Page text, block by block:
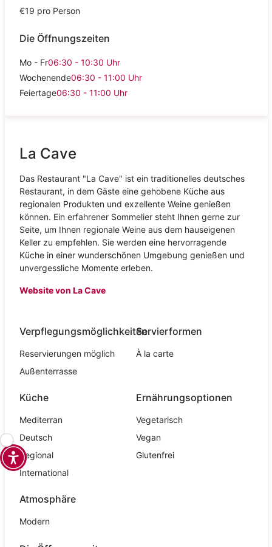
€19 pro Person
Die Öffnungszeiten
Mo - Fr06:30 - 10:30 Uhr
Wochenende06:30 - 11:00 Uhr
Feiertage06:30 - 11:00 Uhr
La Cave
Das Restaurant "La Cave" ist ein traditionelles deutsches
Restaurant, in dem Gäste eine gehobene Küche aus
regionalen Produkten und exzellente Weine genießen
können. Ein erfahrener Sommelier steht Ihnen gerne zur
Seite, um Ihnen regionale Weine aus dem hauseigenen
Keller zu empfehlen. Sie werden eine hervorragende
Küche in einer wunderschönen Umgebung genießen und
unvergessliche Momente erleben.
Website von La Cave
Verpflegungsmöglichkeiten
Reservierungen möglich
Außenterrasse
Servierformen
À la carte
Küche
Mediterran
Deutsch
Regional
International
Ernährungsoptionen
Vegetarisch
Vegan
Glutenfrei
Atmosphäre
Modern